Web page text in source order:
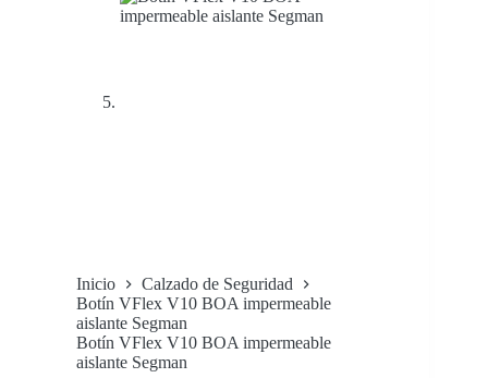
Inicio
Calzado de Seguridad
Botín VFlex V10 BOA impermeable
aislante Segman
Botín VFlex V10 BOA impermeable
aislante Segman